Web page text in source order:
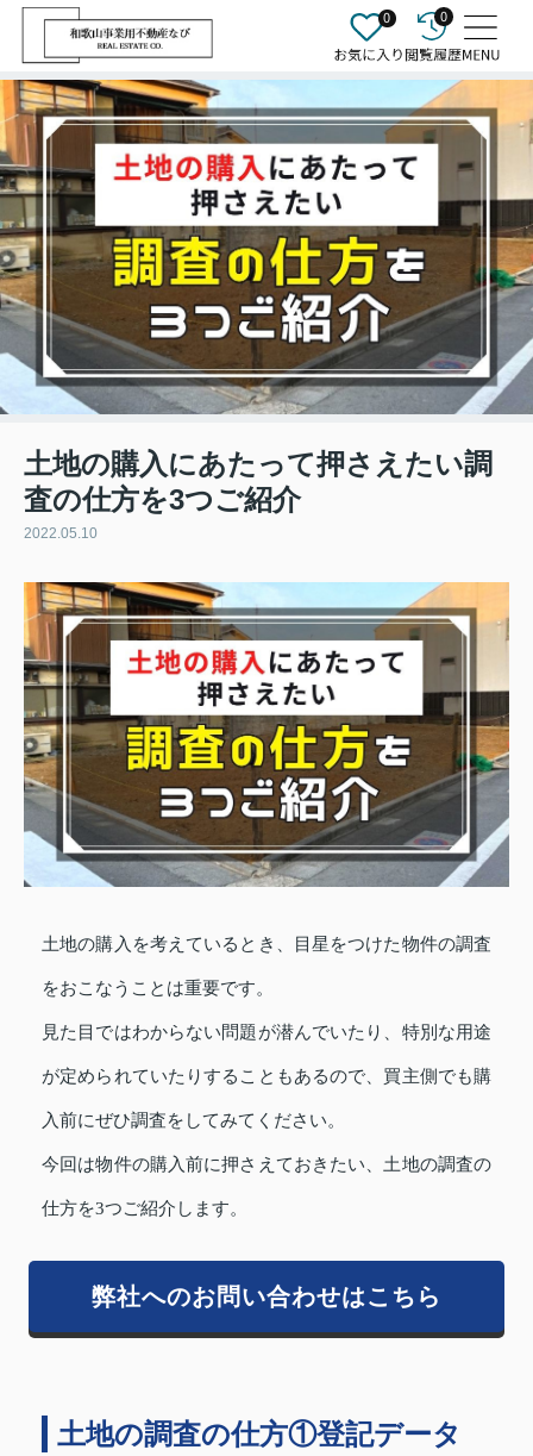
0 0
土地の購入にあたって押さえたい調
査の仕方を3つご紹介
2022.05.10
土地の購入を考えているとき、目星をつけた物件の調査
をおこなうことは重要です。
見た目ではわからない問題が潜んでいたり、特別な用途
が定められていたりすることもあるので、買主側でも購
入前にぜひ調査をしてみてください。
今回は物件の購入前に押さえておきたい、土地の調査の
仕方を3つご紹介します。
弊社へのお問い合わせはこちら
土地の調査の仕方①登記データ